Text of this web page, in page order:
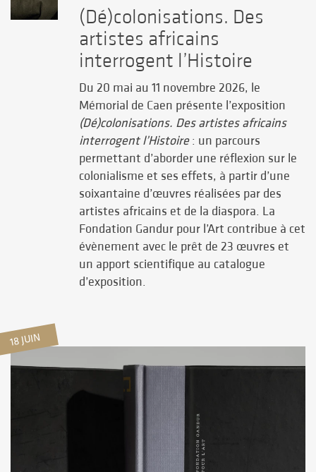
(Dé)colonisations. Des
artistes africains
interrogent l’Histoire
Du 20 mai au 11 novembre 2026, le
Mémorial de Caen présente l’exposition
(Dé)colonisations. Des artistes africains
interrogent l’Histoire: un parcours
permettant d’aborder une réflexion sur le
colonialisme et ses effets, à partir d’une
soixantaine d’œuvres réalisées par des
artistes africains et de la diaspora. La
Fondation Gandur pour l’Art contribue à cet
évènement avec le prêt de 23 œuvres et
un apport scientifique au catalogue
d’exposition.
18 JUIN